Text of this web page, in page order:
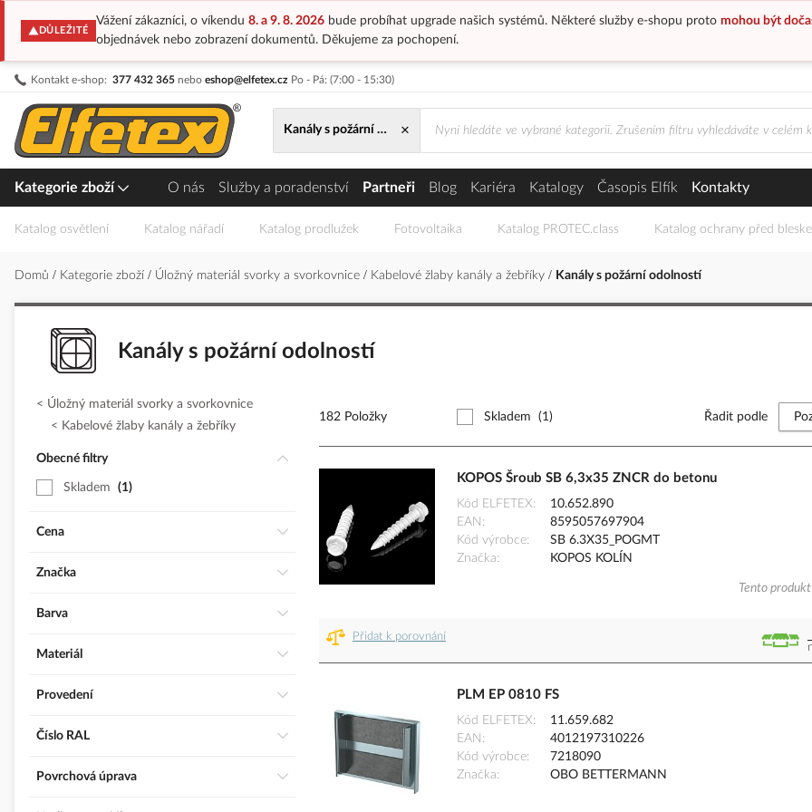
DŮLEŽITÉ
Vážení zákazníci, o víkendu 8. a 9. 8. 2026bude probíhat upgrade našich systémů. Některé služby e-shopu proto mohou být
objednávek nebo zobrazení dokumentů. Děkujeme za pochopení.
Kontakt e-shop: 377 432 365 nebo eshop@elfetex.cz Po - Pá: (7:00 - 15:30)
Přejít
obsah
Kanály s požární odolností
×
Kategorie zboží O nás Služby a poradenství Partneři Blog Kariéra Katalogy Časopis Elfík Kontakty
Katalog osvětlení Katalog nářadí Katalog prodlužek Fotovoltaika Katalog PROTEC.class Katalog ochrany před
Domů Kategorie zboží Úložný materiál svorky a svorkovnice Kabelové žlaby kanály a žebříky Kanály s požární odolností
Kanály s požární odolností
182 Položky Skladem (1) Řadit podle
KOPOS Šroub SB 6,3x35 ZNCR do betonu
Kód ELFETEX
10.652.890
EAN
8595057697904
Kód výrobce
SB 6.3X35_POGMT
Značka
KOPOS KOLÍN
Tento
Přidat k porovnání
PLM EP 0810 FS
Kód ELFETEX
11.659.682
EAN
4012197310226
Kód výrobce
7218090
Značka
OBO BETTERMANN
Úložný materiál svorky a svorkovnice
Kabelové žlaby kanály a žebříky
Obecné filtry
Skladem 1
Cena
Značka
Barva
Materiál
Provedení
číslo RAL
Povrchová úprava